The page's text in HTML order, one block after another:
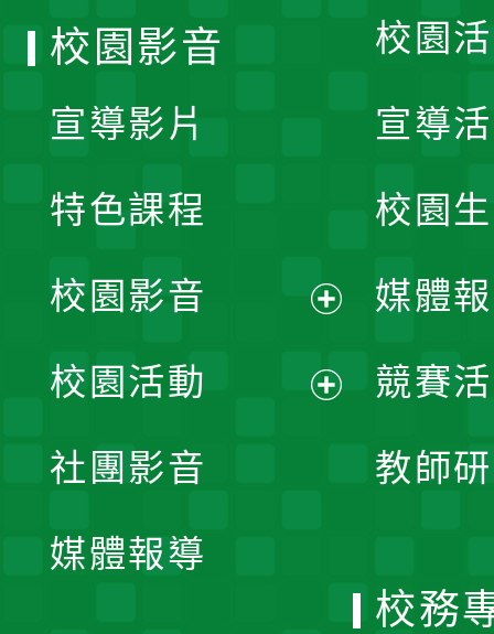
校園
宣導
校園
媒體
競賽
教師
校園影音
宣導影片
特色課程
校園影音
開
校園活動
社團影音
媒體報導
校務